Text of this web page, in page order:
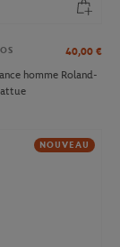
40,00 €
homme Roland-
NOUVEAU